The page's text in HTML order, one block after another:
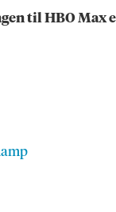
til HBO Max